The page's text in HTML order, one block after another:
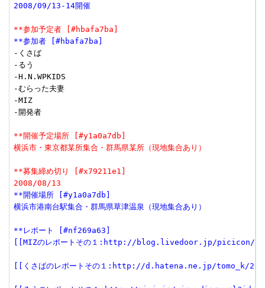
2008/09/13-14開催
**参加予定者 [#hbafa7ba]
**参加者 [#hbafa7ba]
-くさば
-るう
-H.N.WPKIDS
-むらった夫妻
-MIZ
-開発者
**開催予定場所 [#y1a0a7db]
横浜市・東京都某所集合・群馬県某所（現地集合あり）
**募集締め切り [#x79211e1]
2008/08/13
**開催場所 [#y1a0a7db]
横浜市港南台駅集合・群馬県草津温泉（現地集合あり）
**レポート [#nf269a63]
[[MIZのレポートその１:http://blog.livedoor.jp/
[[くさばのレポートその１:http://d.hatena.ne.jp/tomo_k/